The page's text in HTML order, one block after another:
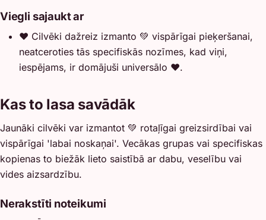
Viegli sajaukt ar
❤️ Cilvēki dažreiz izmanto 💚 vispārīgai pieķeršanai,
neatceroties tās specifiskās nozīmes, kad viņi,
iespējams, ir domājuši universālo ❤️.
Kas to lasa savādāk
Jaunāki cilvēki var izmantot 💚 rotaļīgai greizsirdībai vai
vispārīgai 'labai noskaņai'. Vecākas grupas vai specifiskas
kopienas to biežāk lieto saistībā ar dabu, veselību vai
vides aizsardzību.
Nerakstīti noteikumi